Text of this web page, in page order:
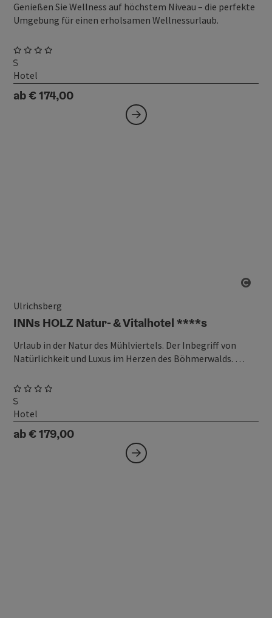
Genießen Sie Wellness auf höchstem Niveau – die perfekte
Umgebung für einen erholsamen Wellnessurlaub.
Hotel
ab € 174,00
Ulrichsberg
INNs HOLZ Natur- & Vitalhotel ****s
Urlaub in der Natur des Mühlviertels. Der Inbegriff von
Natürlichkeit und Luxus im Herzen des Böhmerwalds. …
Hotel
ab € 179,00